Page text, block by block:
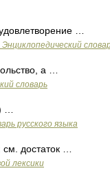
…
а …
словарь
…
русского языка
достаток …
лексики